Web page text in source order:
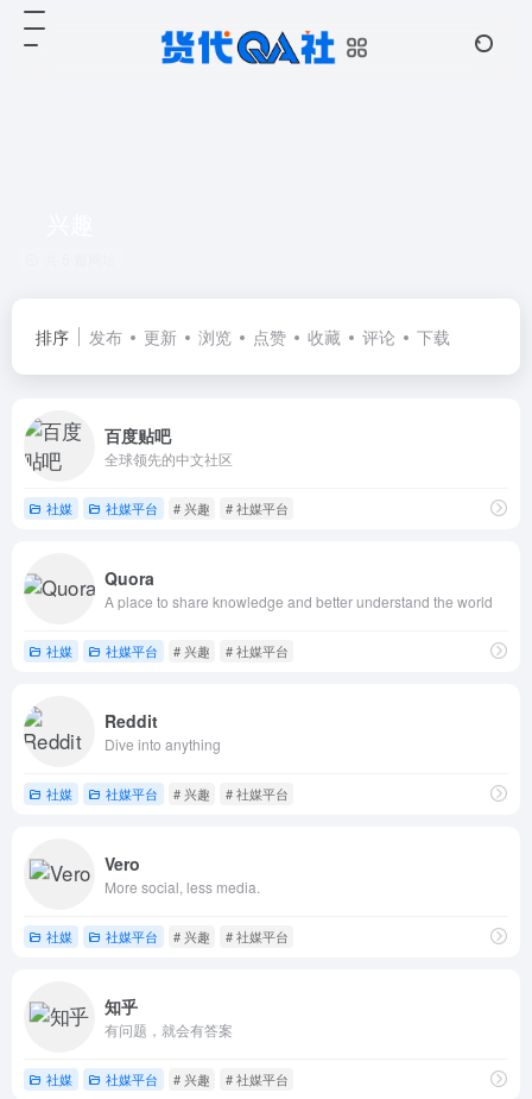
排序 发布 更新 浏览 点赞 收藏 评论 下载
百度贴吧
全球领先的中文社区
社媒 社媒平台 # 兴趣 # 社媒平台
Quora
A place to share knowledge and better understand the world
社媒 社媒平台 # 兴趣 # 社媒平台
Reddit
Dive into anything
社媒 社媒平台 # 兴趣 # 社媒平台
Vero
More social, less media.
社媒 社媒平台 # 兴趣 # 社媒平台
知乎
有问题，就会有答案
社媒 社媒平台 # 兴趣 # 社媒平台